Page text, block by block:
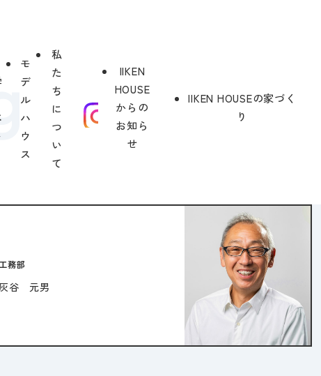
モ
デ
ル
ハ
ウ
ス
私
た
ち
に
つ
い
て
IIKEN
HOUSE
からの
お知ら
せ
IIKEN HOUSEの家づく
り
工務部
灰谷 元男